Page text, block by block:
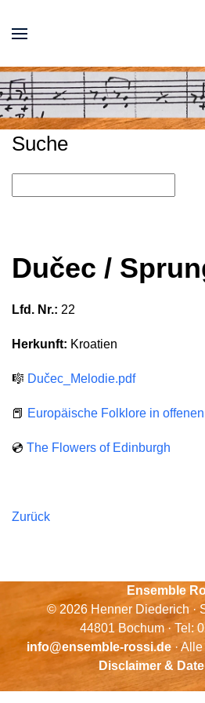
Suche
Dučec /
Lfd. Nr.: 22
Herkunft: Kroatien
🎼 Dučec_Melodie.pdf
📕 Europäische Folklore in
💿 The Flowers of Edinburgh
Zurück
Ensemble
© 2026 Henner Diederich ·
44801 Bochum · Tel:
info@ensemble-rossi.de· Alle
Disclaimer &